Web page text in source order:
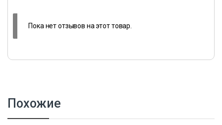
Пока нет отзывов на этот товар.
Похожие